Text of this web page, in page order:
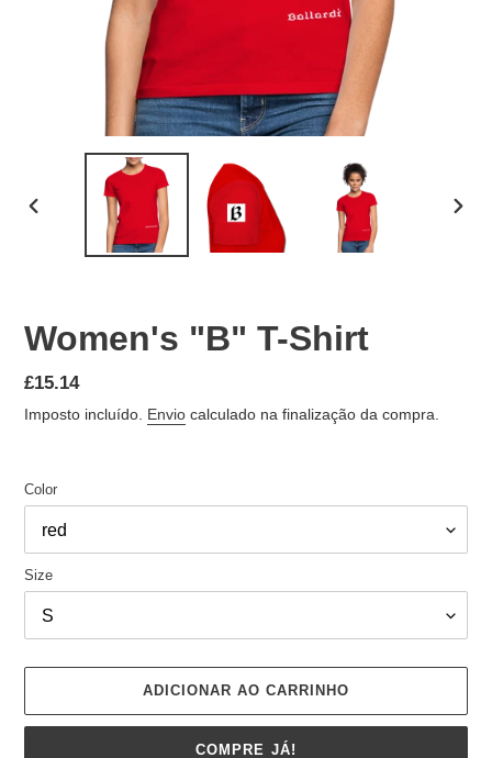
Women's "B" T-Shirt
Preço
normal
£15.14
Imposto incluído. Envio calculado na finalização da compra.
Color
Size
ADICIONAR AO CARRINHO
COMPRE JÁ!